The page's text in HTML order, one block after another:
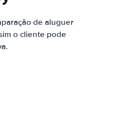
de aluguer
o cliente pode